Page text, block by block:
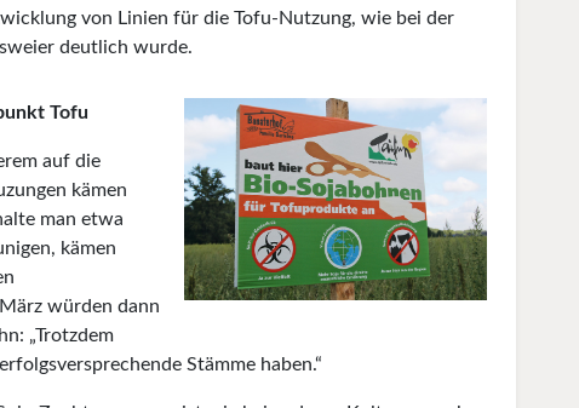
von Linien für die Tofu-Nutzung, wie bei der
deutlich wurde.
Tofu
auf die
kämen
man etwa
kämen
würden dann
„Trotzdem
Stämme haben.“